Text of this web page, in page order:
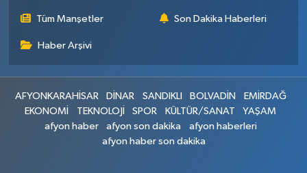
Tüm Manşetler Son Dakika Haberleri
Haber Arşivi
AFYONKARAHİSAR DİNAR SANDIKLI BOLVADİN
EMİRDAĞ
EKONOMİ
TEKNOLOJİ SPOR KÜLTÜR/SANAT
YAŞAM
afyon haber
afyon son dakika
afyon haberleri
afyon haber son dakika